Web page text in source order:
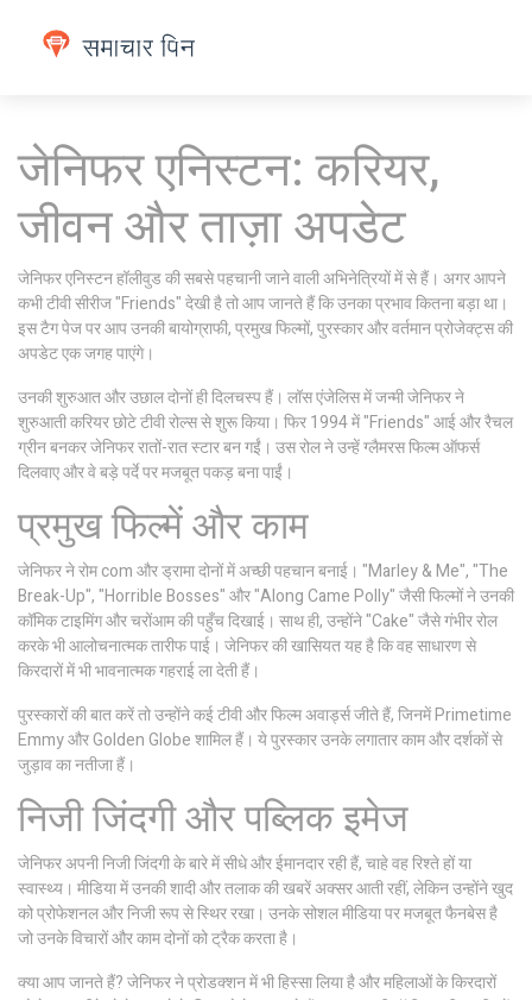
जेनिफर एनिस्टन: करियर,
जीवन और ताज़ा अपडेट
जेनिफर एनिस्टन हॉलीवुड की सबसे पहचानी जाने वाली अभिनेत्रियों में से हैं। अगर आपने
कभी टीवी सीरीज "Friends" देखी है तो आप जानते हैं कि उनका प्रभाव कितना बड़ा था।
इस टैग पेज पर आप उनकी बायोग्राफी, प्रमुख फिल्मों, पुरस्कार और वर्तमान प्रोजेक्ट्स की
अपडेट एक जगह पाएंगे।
उनकी शुरुआत और उछाल दोनों ही दिलचस्प हैं। लॉस एंजेलिस में जन्मी जेनिफर ने
शुरुआती करियर छोटे टीवी रोल्स से शुरू किया। फिर 1994 में "Friends" आई और रैचल
ग्रीन बनकर जेनिफर रातों-रात स्टार बन गईं। उस रोल ने उन्हें ग्लैमरस फिल्म ऑफर्स
दिलवाए और वे बड़े पर्दे पर मजबूत पकड़ बना पाईं।
प्रमुख फिल्में और काम
जेनिफर ने रोम com और ड्रामा दोनों में अच्छी पहचान बनाई। "Marley & Me", "The
Break-Up", "Horrible Bosses" और "Along Came Polly" जैसी फिल्मों ने उनकी
कॉमिक टाइमिंग और चरोंआम की पहुँच दिखाई। साथ ही, उन्होंने "Cake" जैसे गंभीर रोल
करके भी आलोचनात्मक तारीफ पाई। जेनिफर की खासियत यह है कि वह साधारण से
किरदारों में भी भावनात्मक गहराई ला देती हैं।
पुरस्कारों की बात करें तो उन्होंने कई टीवी और फिल्म अवार्ड्स जीते हैं, जिनमें Primetime
Emmy और Golden Globe शामिल हैं। ये पुरस्कार उनके लगातार काम और दर्शकों से
जुड़ाव का नतीजा हैं।
निजी जिंदगी और पब्लिक इमेज
जेनिफर अपनी निजी जिंदगी के बारे में सीधे और ईमानदार रही हैं, चाहे वह रिश्ते हों या
स्वास्थ्य। मीडिया में उनकी शादी और तलाक की खबरें अक्सर आती रहीं, लेकिन उन्होंने खुद
को प्रोफेशनल और निजी रूप से स्थिर रखा। उनके सोशल मीडिया पर मजबूत फैनबेस है
जो उनके विचारों और काम दोनों को ट्रैक करता है।
क्या आप जानते हैं? जेनिफर ने प्रोडक्शन में भी हिस्सा लिया है और महिलाओं के किरदारों